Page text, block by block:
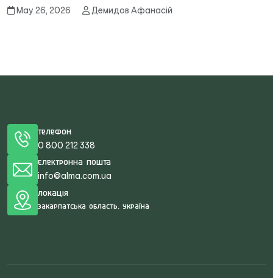
May 26, 2026 Демидов Афанасій
Телефон
0 800 212 338
Електронна пошта
info@alma.com.ua
Локація
Закарпатська область, Україна